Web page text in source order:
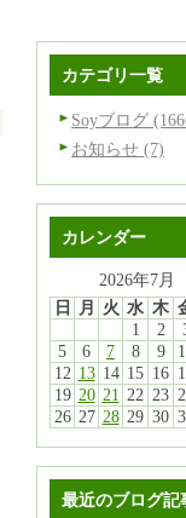
カテゴリ一覧
Soyブログ
お知らせ (7)
カレンダー
2026年7月
日
月 火 水 木
1
2
5
6 7 8 9
12 13 14 15 16
19 20 21 22 23
26 27 28 29 30
最近のブログ記